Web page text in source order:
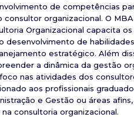
de competências
consultor organizacional. O
Organizacional capacita
desenvolvimento de
estratégico. Além
a dinâmica da gestão
nas atividades dos
aos profissionais
e Gestão ou áreas
na consultoria organizacional.